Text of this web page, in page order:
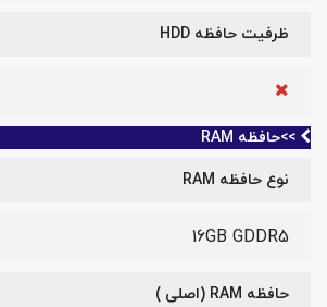
ظرفیت حافظه HDD
>>حافظه RAM
نوع حافظه RAM
16GB GDDR5
حافظه RAM (اصلی )